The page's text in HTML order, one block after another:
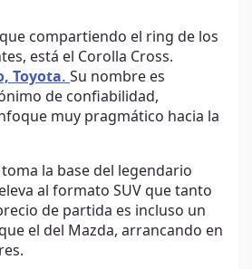
compartiendo el ring de los
está el Corolla Cross.
Toyota. Su nombre es
de confiabilidad,
muy pragmático hacia la
toma la base del legendario
al formato SUV que tanto
de partida es incluso un
el del Mazda, arrancando en